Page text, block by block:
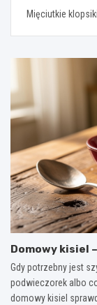
Mięciutkie
Domowy kisiel
Gdy potrzebny jest
podwieczorek albo
domowy kisiel